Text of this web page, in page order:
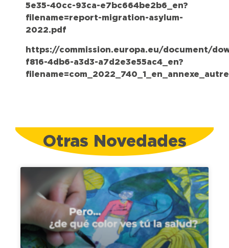
5e35-40cc-93ca-e7bc664be2b6_en?
filename=report-migration-asylum-
2022.pdf
https://commission.europa.eu/document/
f816-4db6-a3d3-a7d2e3e55ac4_en?
Otras Novedades